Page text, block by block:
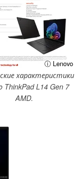
ⓘ Lenovo
характеристики
ThinkPad L14 Gen 7
AMD.